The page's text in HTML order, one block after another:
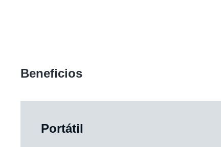
Beneficios
Portátil